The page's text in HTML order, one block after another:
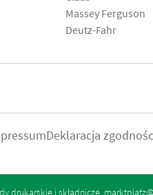
Massey Ferguson
Deutz-Fahr
Deklaracja
drukarskie i składnicze.